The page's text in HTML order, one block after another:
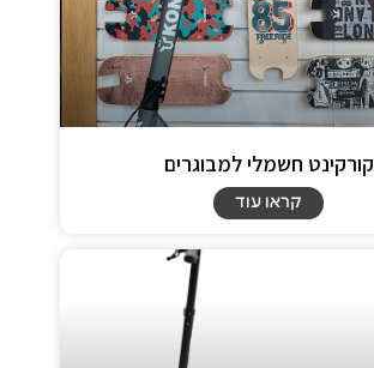
קורקינט חשמלי למבוגרים
קראו עוד